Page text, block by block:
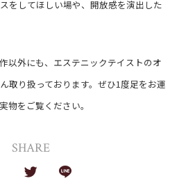
をしてほしい場や、開放感を演出した
以外にも、エステニックテイストのオ
取り扱っております。ぜひ1度足をお運
物をご覧ください。
SHARE